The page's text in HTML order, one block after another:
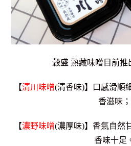
穀盛 熟藏味噌目前推
【清川味噌(清香味)】口感滑順
香滋味；
【濃野味噌(濃厚味)】香氣自然
香味十足